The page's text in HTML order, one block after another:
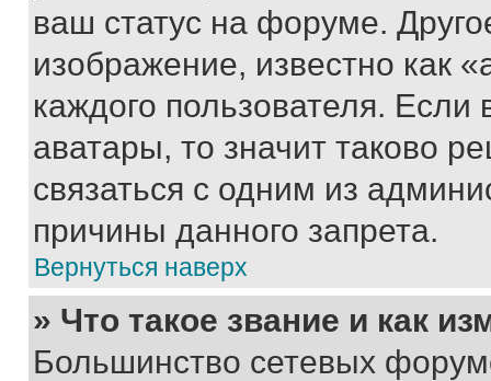
ваш статус на форуме.
изображение, известно как
каждого пользователя.
аватары, то значит таково
связаться с одним из
причины данного запрета.
Вернуться наверх
» Что такое звание и как
Большинство сетевых